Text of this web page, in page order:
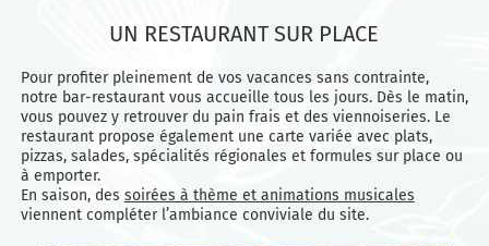
UN RESTAURANT SUR PLACE
Pour profiter pleinement de vos vacances sans contrainte,
notre bar-restaurant vous accueille tous les jours. Dès le matin,
vous pouvez y retrouver du pain frais et des viennoiseries. Le
restaurant propose également une carte variée avec plats,
pizzas, salades, spécialités régionales et formules sur place ou
à emporter.
En saison, des soirées à thème et animations musicales
viennent compléter l’ambiance conviviale du site.